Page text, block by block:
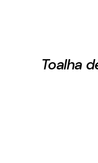
Toalha